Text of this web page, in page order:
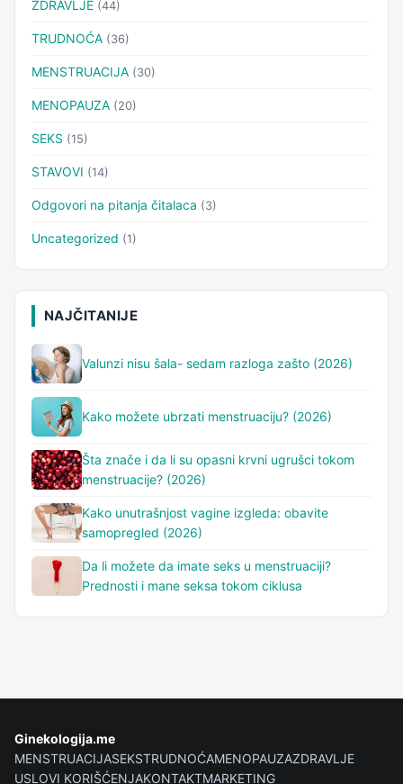
ZDRAVLJE (44)
TRUDNOĆA (36)
MENSTRUACIJA (30)
MENOPAUZA (20)
SEKS (15)
STAVOVI (14)
Odgovori na pitanja čitalaca (3)
Uncategorized (1)
NAJČITANIJE
Valunzi nisu šala- sedam razloga zašto (2026)
Kako možete ubrzati menstruaciju? (2026)
Šta znače i da li su opasni krvni ugrušci tokom
menstruacije? (2026)
Kako unutrašnjost vagine izgleda: obavite
samopregled (2026)
Da li možete da imate seks u menstruaciji?
Prednosti i mane seksa tokom ciklusa
Ginekologija.me
MENSTRUACIJASEKSTRUDNOĆAMENOPAUZAZDRAVLJE
USLOVI KORIŠĆENJAKONTAKTMARKETING